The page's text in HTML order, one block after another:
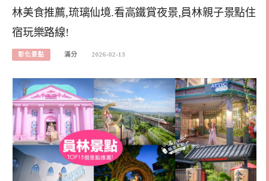
林美食推薦,琉璃仙境.看高鐵賞夜景,員林親子景點住
宿玩樂路線!
彰化景點 滿分 2026-02-13